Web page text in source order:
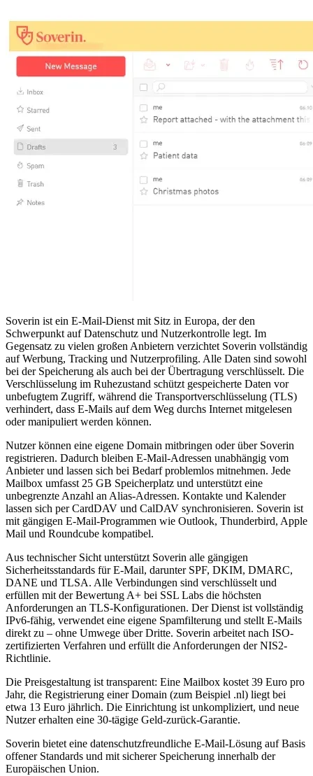
Soverin ist ein E-Mail-Dienst mit Sitz in Europa, der den
Schwerpunkt auf Datenschutz und Nutzerkontrolle legt. Im
Gegensatz zu vielen großen Anbietern verzichtet Soverin vollständig
auf Werbung, Tracking und Nutzerprofiling. Alle Daten sind sowohl
bei der Speicherung als auch bei der Übertragung verschlüsselt. Die
Verschlüsselung im Ruhezustand schützt gespeicherte Daten vor
unbefugtem Zugriff, während die Transportverschlüsselung (TLS)
verhindert, dass E-Mails auf dem Weg durchs Internet mitgelesen
oder manipuliert werden können.
Nutzer können eine eigene Domain mitbringen oder über Soverin
registrieren. Dadurch bleiben E-Mail-Adressen unabhängig vom
Anbieter und lassen sich bei Bedarf problemlos mitnehmen. Jede
Mailbox umfasst 25 GB Speicherplatz und unterstützt eine
unbegrenzte Anzahl an Alias-Adressen. Kontakte und Kalender
lassen sich per CardDAV und CalDAV synchronisieren. Soverin ist
mit gängigen E-Mail-Programmen wie Outlook, Thunderbird, Apple
Mail und Roundcube kompatibel.
Aus technischer Sicht unterstützt Soverin alle gängigen
Sicherheitsstandards für E-Mail, darunter SPF, DKIM, DMARC,
DANE und TLSA. Alle Verbindungen sind verschlüsselt und
erfüllen mit der Bewertung A+ bei SSL Labs die höchsten
Anforderungen an TLS-Konfigurationen. Der Dienst ist vollständig
IPv6-fähig, verwendet eine eigene Spamfilterung und stellt E-Mails
direkt zu – ohne Umwege über Dritte. Soverin arbeitet nach ISO-
zertifizierten Verfahren und erfüllt die Anforderungen der NIS2-
Richtlinie.
Die Preisgestaltung ist transparent: Eine Mailbox kostet 39 Euro pro
Jahr, die Registrierung einer Domain (zum Beispiel .nl) liegt bei
etwa 13 Euro jährlich. Die Einrichtung ist unkompliziert, und neue
Nutzer erhalten eine 30-tägige Geld-zurück-Garantie.
Soverin bietet eine datenschutzfreundliche E-Mail-Lösung auf Basis
offener Standards und mit sicherer Speicherung innerhalb der
Europäischen Union.